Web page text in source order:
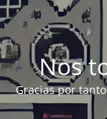
Nos
Gracias por